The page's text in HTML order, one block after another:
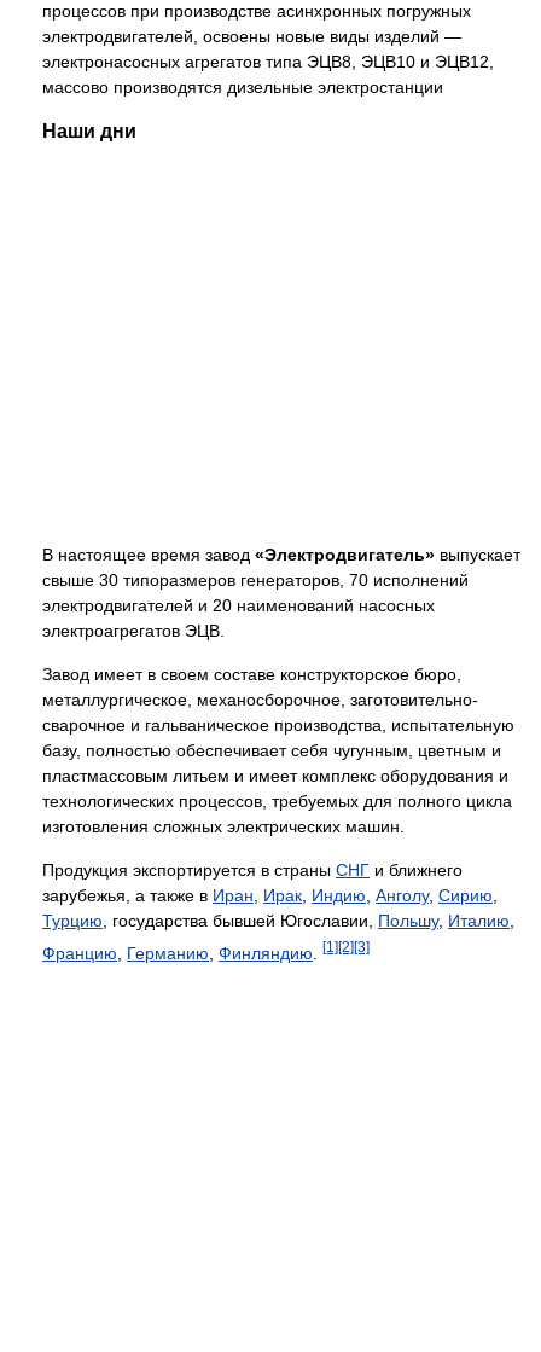
процессов при производстве асинхронных погружных
электродвигателей, освоены новые виды изделий —
электронасосных агрегатов типа ЭЦВ8, ЭЦВ10 и ЭЦВ12,
массово производятся дизельные электростанции
Наши дни
В настоящее время завод «Электродвигатель» выпускает
свыше 30 типоразмеров генераторов, 70 исполнений
электродвигателей и 20 наименований насосных
электроагрегатов ЭЦВ.
Завод имеет в своем составе конструкторское бюро,
металлургическое, механосборочное, заготовительно-
сварочное и гальваническое производства, испытательную
базу, полностью обеспечивает себя чугунным, цветным и
пластмассовым литьем и имеет комплекс оборудования и
технологических процессов, требуемых для полного цикла
изготовления сложных электрических машин.
Продукция экспортируется в страны СНГ и ближнего
зарубежья, а также в Иран Ирак Индию Анголу, Сирию
Турцию , государства бывшей Югославии, Польшу, Италию
Францию
Германию Финляндию [1][2][3]